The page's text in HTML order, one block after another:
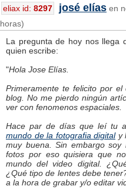
eliax id: 8297 josé elías en
horas)
La pregunta de hoy nos llega
quien escribe:
"Hola Jose Elías.
Primeramente te felicito por
blog. No me pierdo ningún
ver con fenomenos espaciales.
Hace par de días que leí tu
mundo de la fotografia digitaly
muy buena. Sin embargo
fotos por eso quisiera que
mundo del video digital.
¿Qué tipo de lentes debe
a la hora de grabar y/o editar